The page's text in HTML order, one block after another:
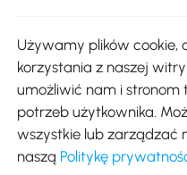
Pobierz aplikację
Używamy plików
korzystania z naszej
umożliwić nam i
potrzeb użytkownika.
wszystkie lub zarządzać
naszą Politykę